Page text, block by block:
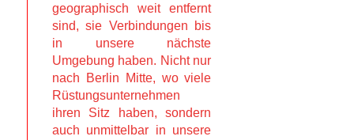
geographisch weit entfernt
sind, sie Verbindungen bis
in unsere nächste
Umgebung haben. Nicht nur
nach Berlin Mitte, wo viele
Rüstungsunternehmen
ihren Sitz haben, sondern
auch unmittelbar in unsere